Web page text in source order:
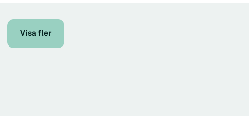
generated industrial data in the artificial
Visa fler